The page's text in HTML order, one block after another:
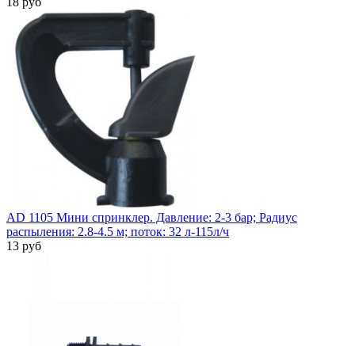
AD 1105 Мини спринклер. Давление: 2-3 бар; Радиус
распыления: 2.8-4.5 м; поток: 32 л-115л/ч
13 руб